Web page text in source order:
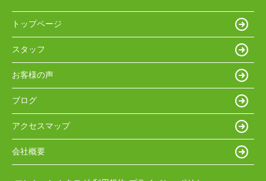
トップページ
スタッフ
お客様の声
ブログ
アクセスマップ
会社概要